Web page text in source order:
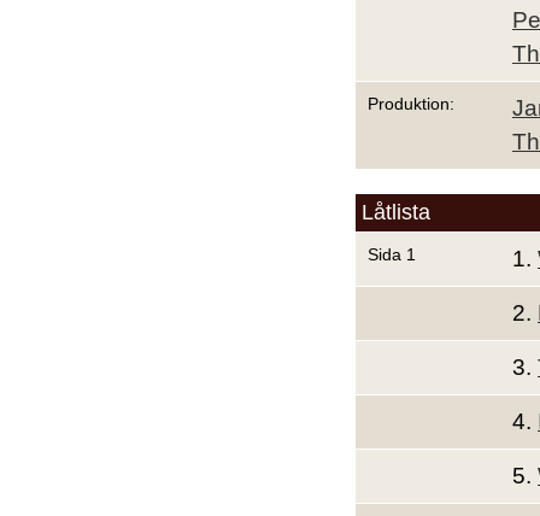
Produktion:
Låtlista
Sida 1 1.
2.
3.
4.
5.